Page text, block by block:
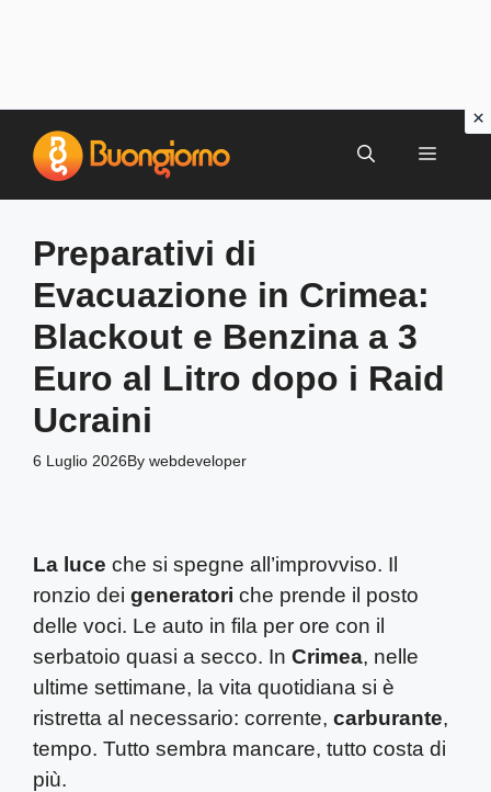
contenuto
MENU
Preparativi di
Evacuazione in Crimea:
Blackout e Benzina a 3
Euro al Litro dopo i Raid
Ucraini
6 Luglio 2026By webdeveloper
La luce che si spegne all’improvviso. Il
ronzio dei generatori che prende il posto
delle voci. Le auto in fila per ore con il
serbatoio quasi a secco. In Crimea, nelle
ultime settimane, la vita quotidiana si è
ristretta al necessario: corrente, carburante,
tempo. Tutto sembra mancare, tutto costa di
più.